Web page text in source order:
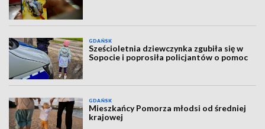
GDAŃSK
Sześcioletnia dziewczynka zgubiła się w
Sopocie i poprosiła policjantów o pomoc
GDAŃSK
Mieszkańcy Pomorza młodsi od średniej
krajowej